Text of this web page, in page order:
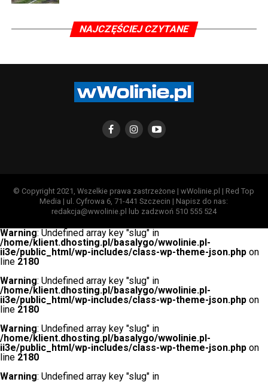
NAJCZĘŚCIEJ CZYTANE
© Copyright 2021, Wszelkie prawa zastrzeżone | wWolinie.pl | Red Top
Media | ul. Cyfrowa 6, 71-441 Szczecin | Napisz do nas:
redakcja@wwolinie.pl lub zadzwoń 510 555 524
Warning: Undefined array key "slug" in
/home/klient.dhosting.pl/basalygo/wwolinie.pl-
ii3e/public_html/wp-includes/class-wp-theme-json.php on
line 2180
Warning: Undefined array key "slug" in
/home/klient.dhosting.pl/basalygo/wwolinie.pl-
ii3e/public_html/wp-includes/class-wp-theme-json.php on
line 2180
Warning: Undefined array key "slug" in
/home/klient.dhosting.pl/basalygo/wwolinie.pl-
ii3e/public_html/wp-includes/class-wp-theme-json.php on
line 2180
Warning: Undefined array key "slug" in